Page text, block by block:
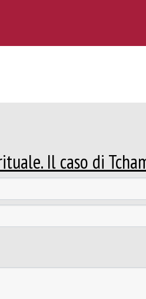
Il caso di